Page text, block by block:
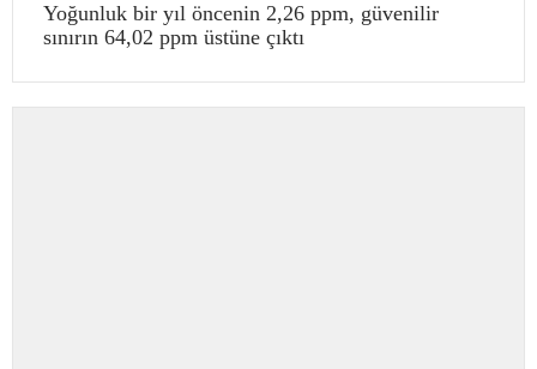
Yoğunluk bir yıl öncenin 2,26 ppm, güvenilir
sınırın 64,02 ppm üstüne çıktı